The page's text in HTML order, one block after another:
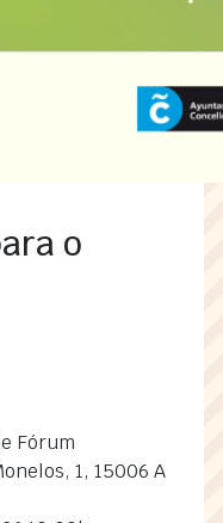
o
Fórum
1, 15006 A